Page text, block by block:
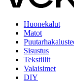
Huonekalut
Matot
Sisustus
Tekstiilit
Valaisimet
DIY